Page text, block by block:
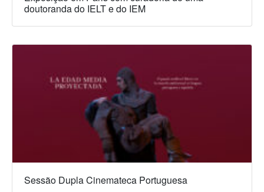
doutoranda do IELT e do IEM
Sessão Dupla Cinemateca Portuguesa